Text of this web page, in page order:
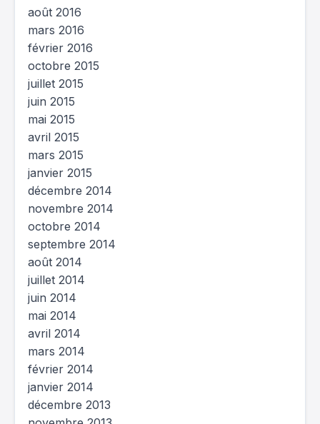
août 2016
mars 2016
février 2016
octobre 2015
juillet 2015
juin 2015
mai 2015
avril 2015
mars 2015
janvier 2015
décembre 2014
novembre 2014
octobre 2014
septembre 2014
août 2014
juillet 2014
juin 2014
mai 2014
avril 2014
mars 2014
février 2014
janvier 2014
décembre 2013